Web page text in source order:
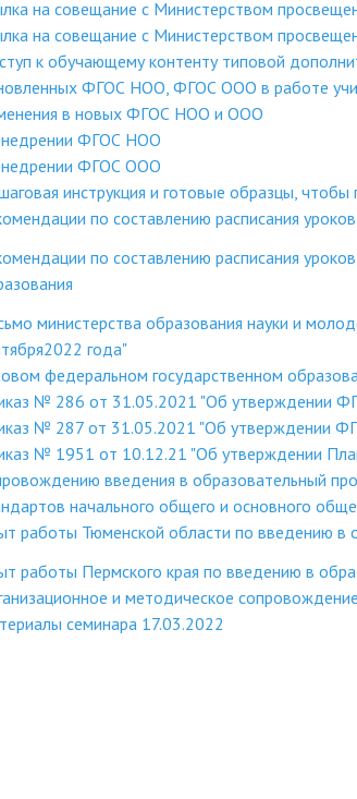
на совещание с Министерством
на совещание с Министерством
к обучающему контенту типовой
ФГОС НОО, ФГОС ООО в работе
в новых ФГОС НОО и ООО
ФГОС НОО
ФГОС ООО
инструкция и готовые образцы,
по составлению расписания
по составлению расписания
министерства образования науки и
года"
федеральном государственном
№ 286 от 31.05.2021 "Об утверждении
№ 287 от 31.05.2021 "Об утверждении
№ 1951 от 10.12.21 "Об утверждении
введения в образовательный
начального общего и основного
работы Тюменской области по введению в
работы Пермского края по введению в
и методическое
семинара 17.03.2022